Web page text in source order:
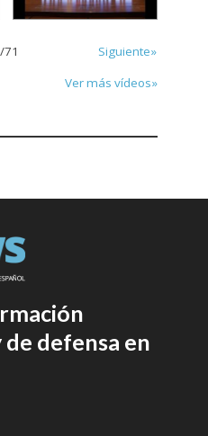
/71
Siguiente»
Ver más vídeos»
defensa en